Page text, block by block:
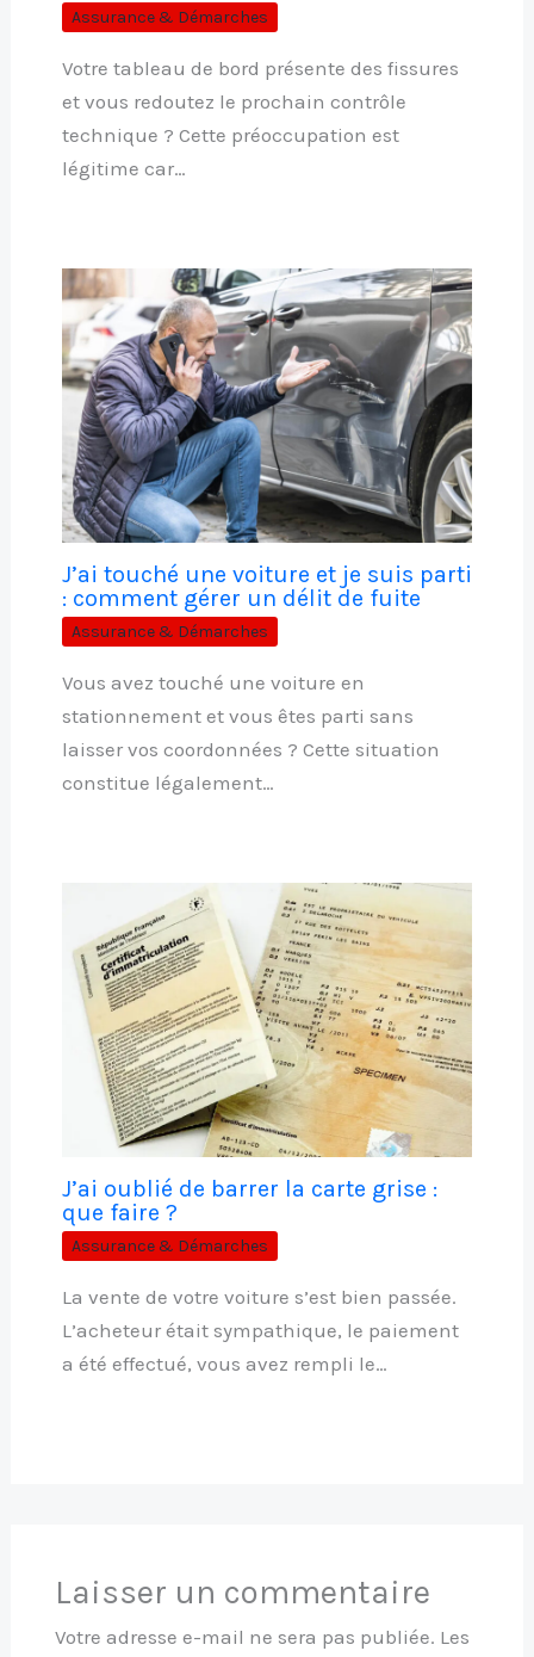
Assurance & Démarches
Votre tableau de bord présente des fissures
et vous redoutez le prochain contrôle
technique ? Cette préoccupation est
légitime car…
J’ai touché une voiture et je suis parti
: comment gérer un délit de fuite
Assurance & Démarches
Vous avez touché une voiture en
stationnement et vous êtes parti sans
laisser vos coordonnées ? Cette situation
constitue légalement…
J’ai oublié de barrer la carte grise :
que faire ?
Assurance & Démarches
La vente de votre voiture s’est bien passée.
L’acheteur était sympathique, le paiement
a été effectué, vous avez rempli le…
Laisser un commentaire
Votre adresse e-mail ne sera pas publiée. Les